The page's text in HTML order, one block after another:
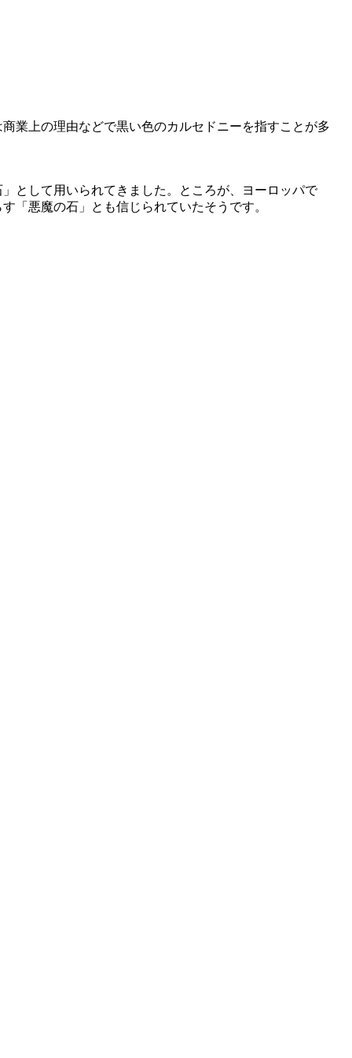
業上の理由などで黒い色のカルセドニーを指すことが多
として用いられてきました。ところが、ヨーロッパで
「悪魔の石」とも信じられていたそうです。